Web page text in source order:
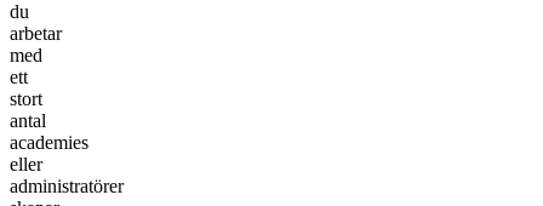
du
arbetar
med
ett
stort
antal
academies
eller
administratörer